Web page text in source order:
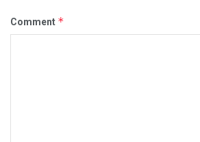
Comment *